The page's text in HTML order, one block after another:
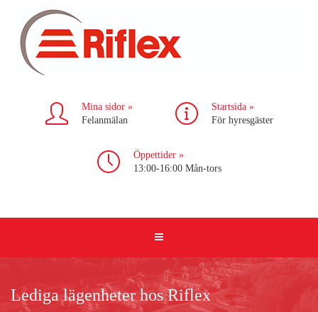
Mina sidor »
Felanmälan
Startsida »
För hyresgäster
Öppettider »
13:00-16:00 Mån-tors
Lediga lägenheter hos Riflex